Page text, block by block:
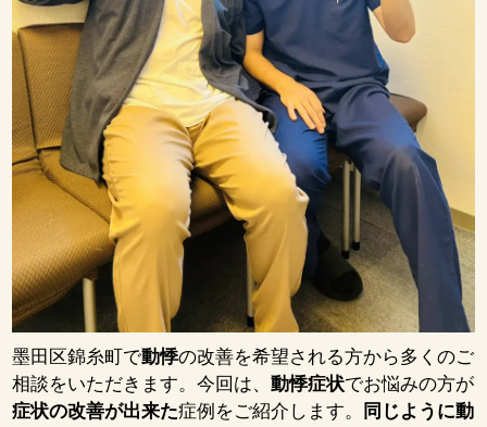
墨田区錦糸町で動悸の改善を希望される方から多くのご
相談をいただきます。今回は、動悸症状でお悩みの方が
症状の改善が出来た症例をご紹介します。
同じように動